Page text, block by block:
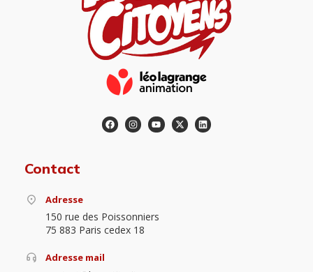
Contact
Adresse
150 rue des Poissonniers
75 883 Paris cedex 18
Adresse mail